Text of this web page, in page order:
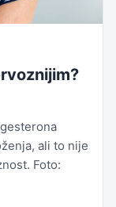
ali to nije
Foto: